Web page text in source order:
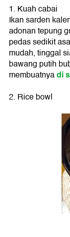
1. Kuah cabai
Ikan sarden
adonan tepung
pedas sedikit
mudah, tinggal
bawang putih
membuatnyadi
2. Rice bowl